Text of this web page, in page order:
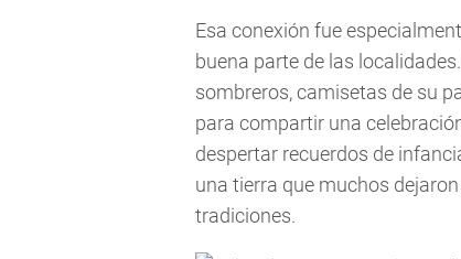
Esa conexión fue
buena parte de las
sombreros, camisetas de su
para compartir una
despertar recuerdos de
una tierra que muchos
tradiciones.